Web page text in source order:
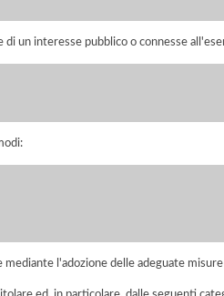
un interesse pubblico o connesse
l'adozione delle adeguate